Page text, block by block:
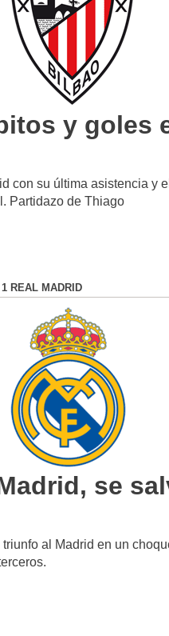
y goles
con su última asistencia y
Partidazo de Thiago
REAL MADRID
se
al Madrid en un